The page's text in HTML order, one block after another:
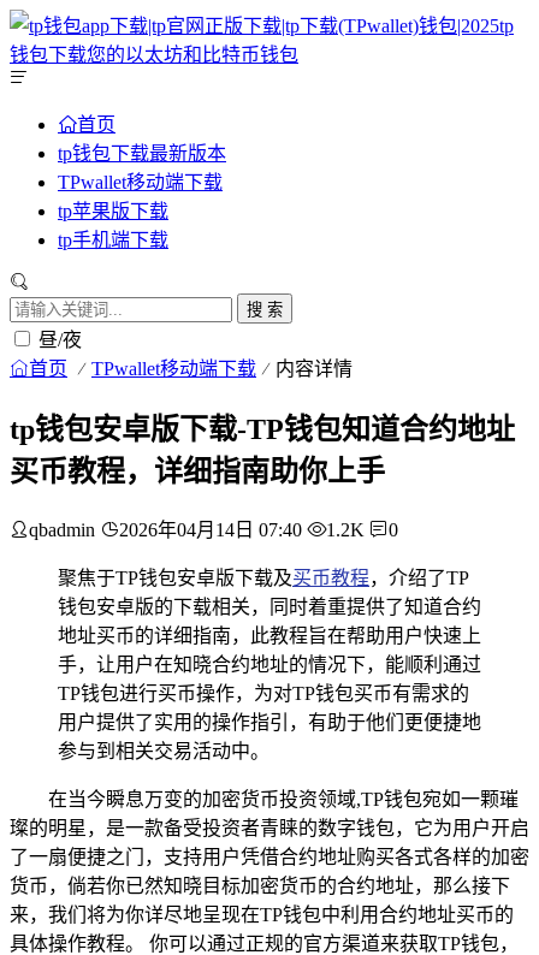
首页
tp钱包下载最新版本
TPwallet移动端下载
tp苹果版下载
tp手机端下载
搜 索
昼/夜
首页 TPwallet移动端下载 内容详情
tp钱包安卓版下载-TP钱包知道合约地址
买币教程，详细指南助你上手
qbadmin 2026年04月14日 07:40 1.2K 0
聚焦于TP钱包安卓版下载及买币教程，介绍了TP
钱包安卓版的下载相关，同时着重提供了知道合约
地址买币的详细指南，此教程旨在帮助用户快速上
手，让用户在知晓合约地址的情况下，能顺利通过
TP钱包进行买币操作，为对TP钱包买币有需求的
用户提供了实用的操作指引，有助于他们更便捷地
参与到相关交易活动中。
在当今瞬息万变的加密货币投资领域,TP钱包宛如一颗璀
璨的明星，是一款备受投资者青睐的数字钱包，它为用户开启
了一扇便捷之门，支持用户凭借合约地址购买各式各样的加密
货币，倘若你已然知晓目标加密货币的合约地址，那么接下
来，我们将为你详尽地呈现在TP钱包中利用合约地址买币的
具体操作教程。 你可以通过正规的官方渠道来获取TP钱包，